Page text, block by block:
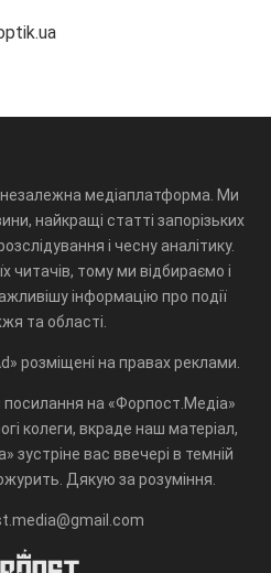
незалежна медіаплатформа. Ми
найкращі статті запорізьких
і чесну аналітику.
читачів, тому ми відбираємо і
інформацію про події
та області.
розміщені на правах реклами.
посилання на «Форпост.Медіа»
колеги, вкраде наш матеріал,
зустріне вас ввечері в темній
Дякую за розуміння.